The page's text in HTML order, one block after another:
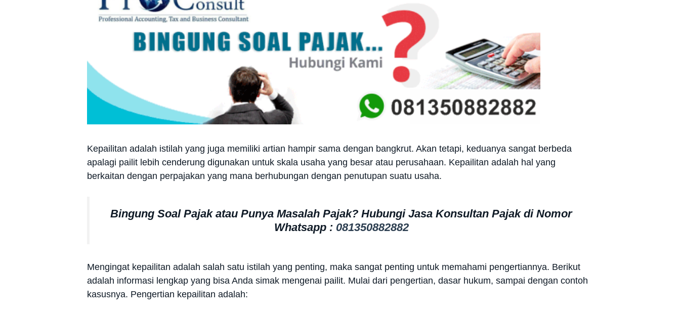
Kepailitan adalah istilah yang juga memiliki artian hampir sama dengan bangkrut. Akan tetapi, keduanya sangat berbeda
apalagi pailit lebih cenderung digunakan untuk skala usaha yang besar atau perusahaan. Kepailitan adalah hal yang
berkaitan dengan perpajakan yang mana berhubungan dengan penutupan suatu usaha.
Bingung Soal Pajak atau Punya Masalah Pajak? Hubungi Jasa Konsultan Pajak di Nomor
Whatsapp : 081350882882
Mengingat kepailitan adalah salah satu istilah yang penting, maka sangat penting untuk memahami pengertiannya. Berikut
adalah informasi lengkap yang bisa Anda simak mengenai pailit. Mulai dari pengertian, dasar hukum, sampai dengan contoh
kasusnya. Pengertian kepailitan adalah: